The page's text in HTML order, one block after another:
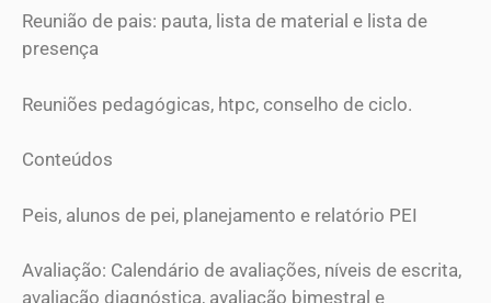
Reunião de pais: pauta, lista de material e lista de
presença
Reuniões pedagógicas, htpc, conselho de ciclo.
Conteúdos
Peis, alunos de pei, planejamento e relatório PEI
Avaliação: Calendário de avaliações, níveis de escrita,
avaliação diagnóstica, avaliação bimestral e